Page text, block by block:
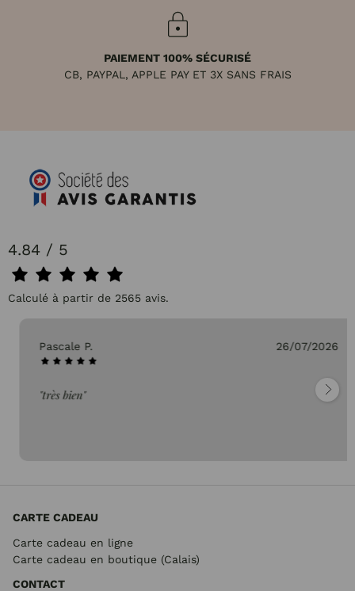
PAIEMENT 100% SÉCURISÉ
CB, PAYPAL, APPLE PAY ET 3X SANS FRAIS
4.84 / 5
Calculé à partir de 2565 avis.
Pascale P. 26/07/2026
"très bien"
CARTE CADEAU
Carte cadeau en ligne
Carte cadeau en boutique (Calais)
CONTACT